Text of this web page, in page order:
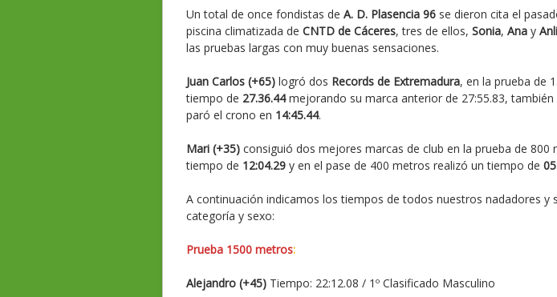
Un total de once fondistas de A. D. Plasencia 96 se dieron cita el
piscina climatizada de CNTD de Cáceres, tres de ellos, Sonia, Ana y Anli
las pruebas largas con muy buenas sensaciones.
Juan Carlos (+65) logró dos Records de Extremadura, en la prueba de
tiempo de 27.36.44mejorando su marca anterior de 27:55.83, también
paró el crono en 14:45.44.
Mari (+35) consiguió dos mejores marcas de club en la prueba de 800
tiempo de 12:04.29 y en el pase de 400 metros realizó un tiempo de
A continuación indicamos los tiempos de todos nuestros nadadores y
categoría y sexo:
Prueba 1500 metros:
Alejandro (+45) Tiempo: 22:12.08 / 1º Clasificado Masculino